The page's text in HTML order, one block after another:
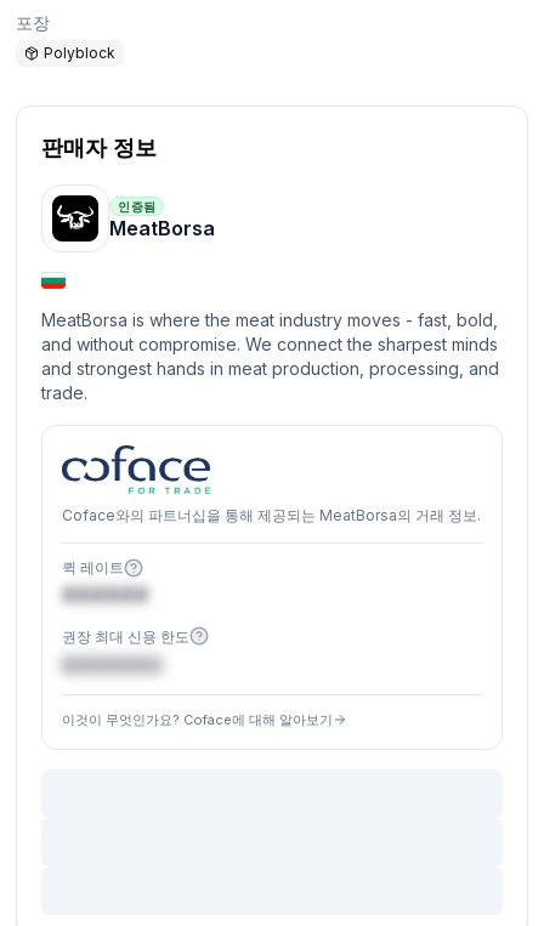
포장
Polyblock
판매자 정보
인증됨
MeatBorsa
MeatBorsa is where the meat industry moves - fast, bold,
and without compromise. We connect the sharpest minds
and strongest hands in meat production, processing, and
trade.
Coface와의 파트너십을 통해 제공되는 MeatBorsa의 거래 정보.
퀵 레이트
XXXXXX
권장 최대 신용 한도
이것이 무엇인가요? Coface에 대해 알아보기